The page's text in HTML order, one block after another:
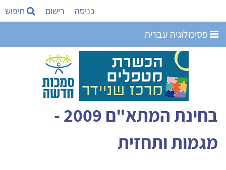
כניסה רישום חיפוש
פסיכולוגיה עברית
בחינת המתא"ם 2009 -
מגמות ותחזית